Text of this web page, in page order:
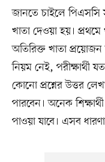
জানতে চাইলে পিএসসি
খাতা দেওয়া হয়।
অতিরিক্ত খাতা
নিয়ম নেই, পরীক্ষার্থী
কোনো প্রশ্নের উত্তর
পারবেন। অনেক
পাওয়া যাবে। এসব